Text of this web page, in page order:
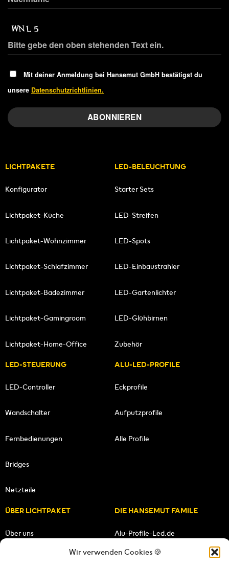
Wir verwenden Cookies 🍪
Mit deiner Anmeldung bei Hansemut GmbH bestätigst du
unsere Datenschutzrichtlinien.
LICHTPAKETE
Konfigurator
Lichtpaket-Küche
Lichtpaket-Wohnzimmer
Lichtpaket-Schlafzimmer
Lichtpaket-Badezimmer
Lichtpaket-Gamingroom
Lichtpaket-Home-Office
LED-BELEUCHTUNG
Starter Sets
LED-Streifen
LED-Spots
LED-Einbaustrahler
LED-Gartenlichter
LED-Glühbirnen
Zubehör
LED-STEUERUNG
LED-Controller
Wandschalter
Fernbedienungen
Bridges
Netzteile
ALU-LED-PROFILE
Eckprofile
Aufputzprofile
Alle Profile
ÜBER LICHTPAKET
Über uns
DIE HANSEMUT FAMILE
Alu-Profile-Led.de